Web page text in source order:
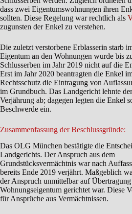
dass zwei Eigentumswohnungen ihren
sollten. Diese Regelung war rechtlich als
zugunsten der Enkel zu verstehen.
Die zuletzt verstorbene Erblasserin starb
Eigentum an den Wohnungen wurde bis
Schlusserben im Jahr 2019 nicht auf die
Erst im Jahr 2020 beantragten die Enkel
Rechtsschutz die Eintragung von
im Grundbuch. Das Landgericht lehnte
Verjährung ab; dagegen legten die Enkel
Beschwerde ein.
Zusammenfassung der Beschlussgründe:
Das OLG München bestätigte die
Landgerichts. Der Anspruch aus dem
Grundstücksvermächtnis war nach
bereits Ende 2019 verjährt. Maßgeblich
der Anspruch unmittelbar auf
Wohnungseigentum gerichtet war. Diese
für Ansprüche aus Vermächtnissen.